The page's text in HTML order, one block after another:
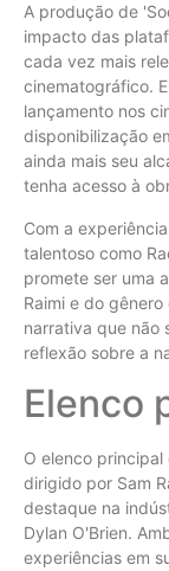
A produção de
impacto das
cada vez mais
cinematográfico.
lançamento nos
disponibilização
ainda mais seu
tenha acesso à
Com a
talentoso como
promete ser uma
Raimi e do
narrativa que não
reflexão sobre a
Elenco
O elenco
dirigido por Sam
destaque na
Dylan O'Brien.
experiências em